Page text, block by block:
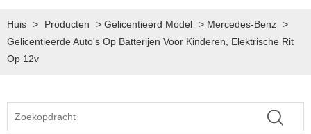
Huis > Producten > Gelicentieerd Model > Mercedes-Benz >
Gelicentieerde Auto's Op Batterijen Voor Kinderen, Elektrische Rit
Op 12v